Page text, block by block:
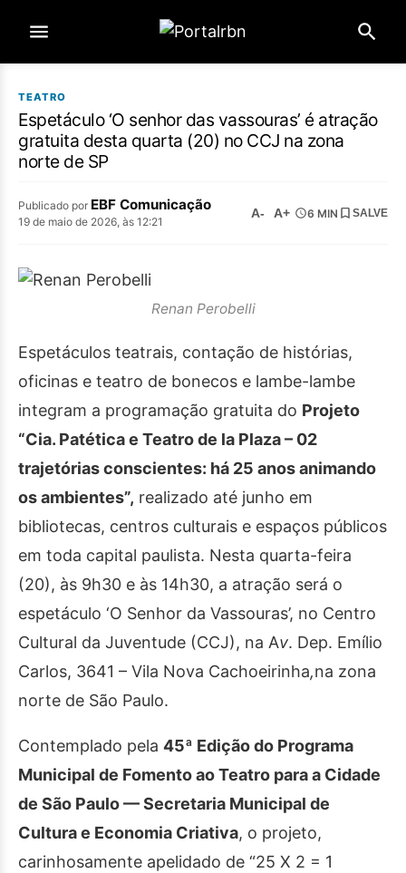
TEATRO
Espetáculo ‘O senhor das vassouras’ é atração
gratuita desta quarta (20) no CCJ na zona
norte de SP
Publicado por EBF Comunicação
19 de maio de 2026, às 12:21
A- A+ 6 MIN SALVE
Renan Perobelli
Espetáculos teatrais, contação de histórias,
oficinas e teatro de bonecos e lambe-lambe
integram a programação gratuita do Projeto
“Cia. Patética e Teatro de la Plaza – 02
trajetórias conscientes: há 25 anos animando
os ambientes”, realizado até junho em
bibliotecas, centros culturais e espaços públicos
em toda capital paulista. Nesta quarta-feira
(20), às 9h30 e às 14h30, a atração será o
espetáculo ‘O Senhor da Vassouras’, no Centro
Cultural da Juventude (CCJ), na Av. Dep. Emílio
Carlos, 3641 – Vila Nova Cachoeirinha,na zona
norte de São Paulo.
Contemplado pela 45ª Edição do Programa
Municipal de Fomento ao Teatro para a Cidade
de São Paulo — Secretaria Municipal de
Cultura e Economia Criativa, o projeto,
carinhosamente apelidado de “25 X 2 = 1